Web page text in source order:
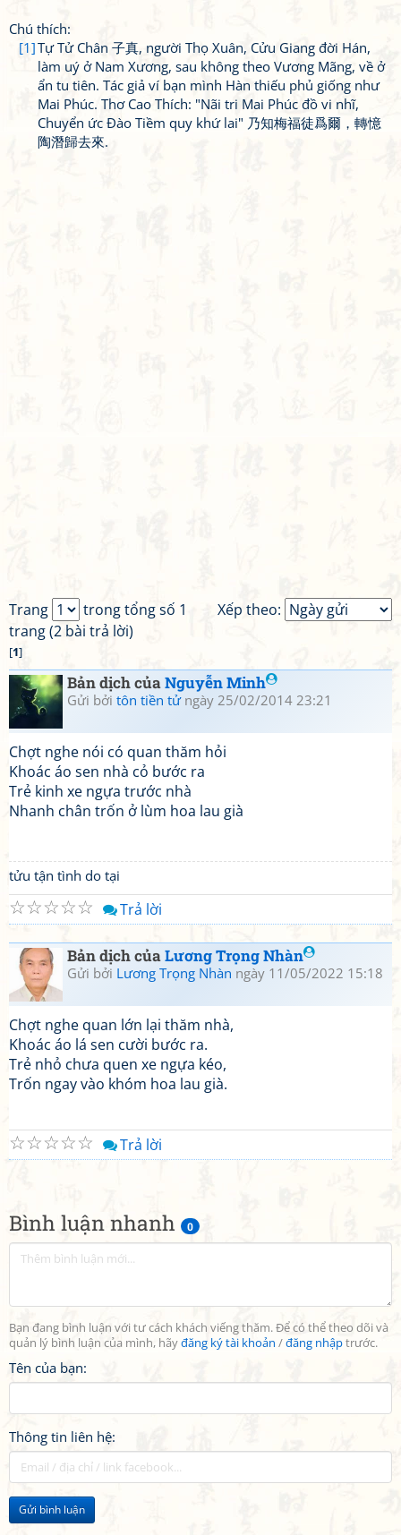
Bình luận nhanh 0
Bạn đang bình luận với tư cách khách viếng thăm. Để có thể theo dõi và
quản lý bình luận của mình, hãyđăng ký tài khoản /đăng nhậptrước.
Tên của bạn:
Thông tin liên hệ:
Gửi bình luận
Chú thích:
[1]Tự Tử Chân 子真, người Thọ Xuân, Cửu Giang đời Hán,
làm uý ở Nam Xương, sau không theo Vương Mãng, về ở
ẩn tu tiên. Tác giả ví bạn mình Hàn thiếu phủ giống như
Mai Phúc. Thơ Cao Thích: "Nãi tri Mai Phúc đồ vi nhĩ,
Chuyển ức Đào Tiềm quy khứ lai" 乃知梅福徒爲爾，轉憶
陶潛歸去來.
Xếp theo:
Trang
trong tổng số 1
trang (2 bài trả lời)
[1]
Bản dịch củaNguyễn Minh
Gửi bởi tôn tiền tửngày 25/02/2014 23:21
Chợt nghe nói có quan thăm hỏi
Khoác áo sen nhà cỏ bước ra
Trẻ kinh xe ngựa trước nhà
Nhanh chân trốn ở lùm hoa lau già
tửu tận tình do tại
☆
☆
☆
☆
☆ Trả lời
Bản dịch củaLương Trọng Nhàn
Gửi bởi Lương Trọng Nhàn ngày 11/05/2022 15:18
Chợt nghe quan lớn lại thăm nhà,
Khoác áo lá sen cười bước ra.
Trẻ nhỏ chưa quen xe ngựa kéo,
Trốn ngay vào khóm hoa lau già.
☆
☆
☆
☆
☆ Trả lời